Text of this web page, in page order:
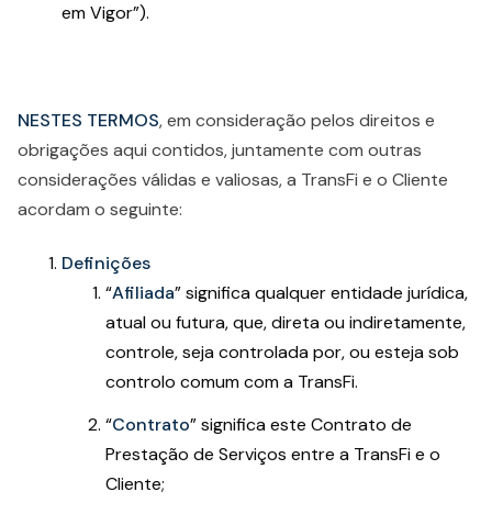
em Vigor”).
NESTES TERMOS, em consideração pelos direitos e
obrigações aqui contidos, juntamente com outras
considerações válidas e valiosas, a TransFi e o Cliente
acordam o seguinte:
Definições
“Afiliada” significa qualquer entidade jurídica,
atual ou futura, que, direta ou indiretamente,
controle, seja controlada por, ou esteja sob
controlo comum com a TransFi.
“Contrato” significa este Contrato de
Prestação de Serviços entre a TransFi e o
Cliente;